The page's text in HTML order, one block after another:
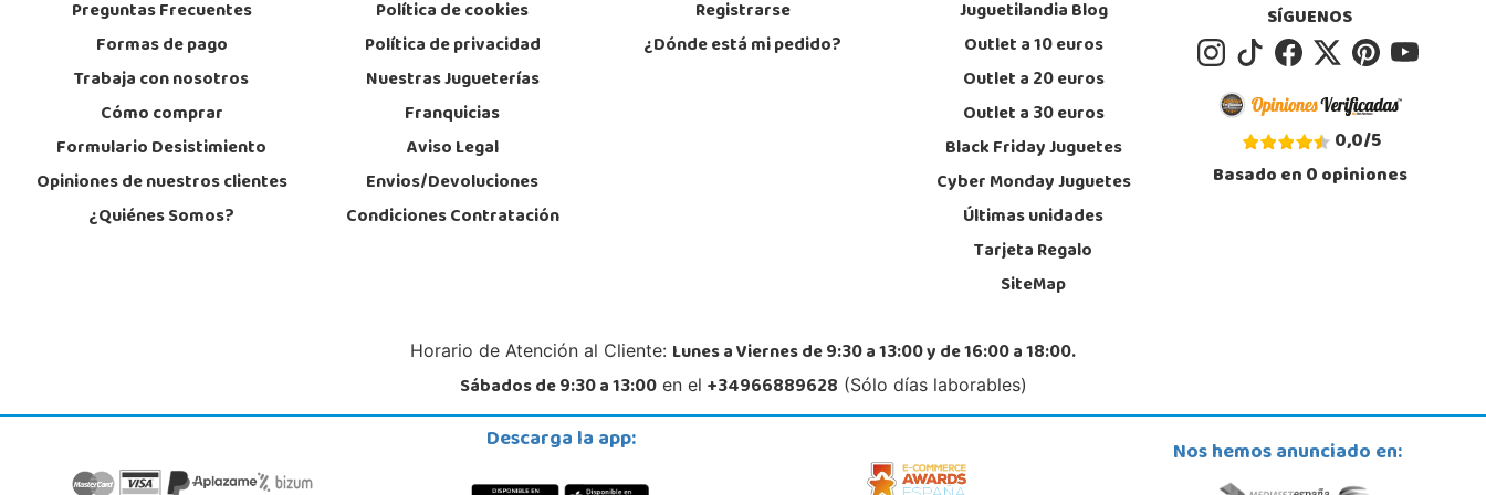
Juguetilandia Petrer
Avenida Alfonso X el Sabio nº 2-A
03610, Petrer
Localizar Tienda
Juguetilandia Valencia Gran Turia
Plaza de Europa s/n, C.C. Gran Túria, Local 2 022
46950, Xirivella
Localizar Tienda
Preguntas Frecuentes
Formas de pago
Trabaja con nosotros
Cómo comprar
Formulario Desistimiento
Opiniones de nuestros clientes
¿Quiénes Somos?
Política de cookies
Política de privacidad
Nuestras Jugueterías
Franquicias
Aviso Legal
Envios/Devoluciones
Condiciones Contratación
Registrarse
¿Dónde está mi pedido?
Juguetilandia Blog
Outlet a 10 euros
Outlet a 20 euros
Outlet a 30 euros
Black Friday Juguetes
Cyber Monday Juguetes
Últimas unidades
Tarjeta Regalo
SiteMap
SÍGUENOS
0,0/5
Basado en0opiniones
Horario de Atención al Cliente: Lunes a Viernes de 9:30 a 13:00 y de 16:00 a 18:00.
Sábados de 9:30 a 13:00en el +34966889628 (Sólo días laborables)
Descarga la app: Nos hemos anunciado en: